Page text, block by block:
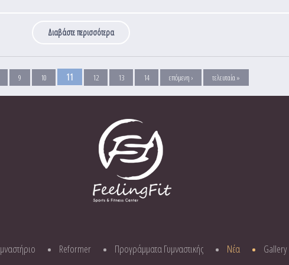
Διαβάστε περισσότεραγια Έναρξη Μαθημάτων Personal Aerial Yoga από 1 Νοεμβρίου
9 10 11 12 13 14 επόμενη › τελευταία »
Reformer Προγράμματα Γυμναστικής Νέα Gallery